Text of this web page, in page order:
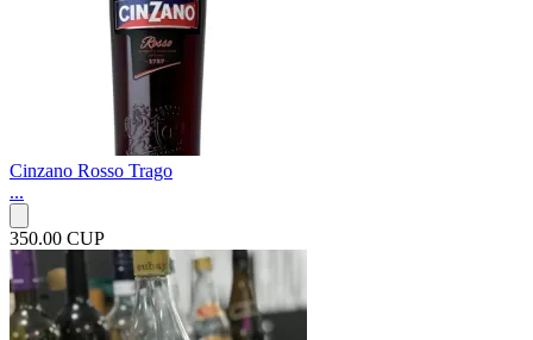
Cinzano Rosso Trago
...
350.00 CUP